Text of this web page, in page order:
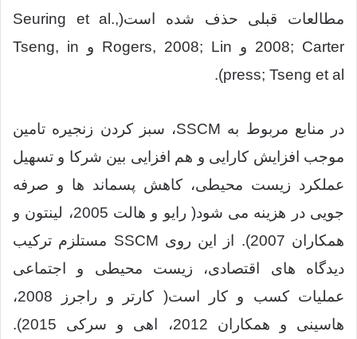
مطالعات قبلی حذف شده است(Seuring et al.,
2008; Carter و Rogers, 2008; Lin و Tseng, in
press; Tseng et al).
در منابع مربوط به SSCM، سبز کردن زنجیره تامین
موجب افزایش کارایی و هم افزایی بین شرکا و تسهیل
عملکرد زیست محیطی، کاهش پسماند ها و صرفه
جویی در هزینه می شود( رایو و هالت 2005، لینتون و
همکاران 2007). از این روی SSCM مستلزم ترکیب
دیدگاه های اقتصادی، زیست محیطی و اجتماعی
عملیات کسب و کار است( کارتر و راجرز 2008،
هاسینی و همکاران 2012، اهی و سرکی 2015).